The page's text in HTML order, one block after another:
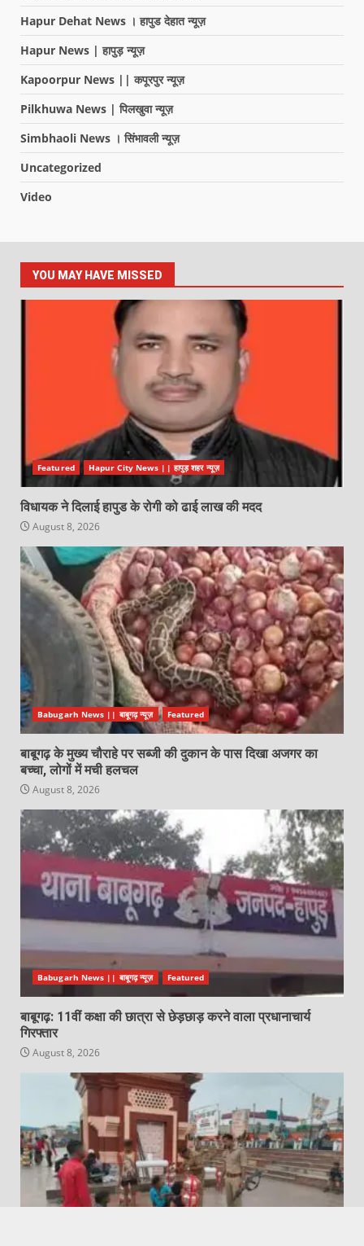
Hapur Dehat News । हापुड देहात न्यूज़
Hapur News | हापुड़ न्यूज़
Kapoorpur News || कपूरपुर न्यूज़
Pilkhuwa News | पिलखुवा न्यूज़
Simbhaoli News । सिंभावली न्यूज़
Uncategorized
Video
YOU MAY HAVE MISSED
Featured Hapur City News || हापुड़ शहर न्यूज़
विधायक ने दिलाई हापुड के रोगी को ढाई लाख की मदद
August 8, 2026
Babugarh News || बाबूगढ़ न्यूज़ Featured
बाबूगढ़ के मुख्य चौराहे पर सब्जी की दुकान के पास दिखा अजगर का
बच्चा, लोगों में मची हलचल
August 8, 2026
Babugarh News || बाबूगढ़ न्यूज़ Featured
बाबूगढ़: 11वीं कक्षा की छात्रा से छेड़छाड़ करने वाला प्रधानाचार्य
गिरफ्तार
August 8, 2026